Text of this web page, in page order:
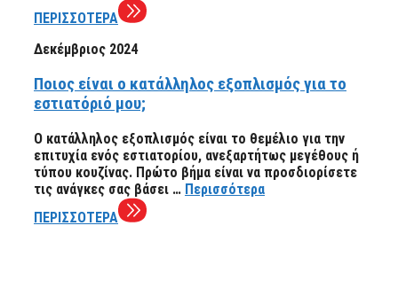
ΠΕΡΙΣΣΟΤΕΡΑ
Δεκέμβριος 2024
Ποιος είναι ο κατάλληλος εξοπλισμός για το
εστιατόριό μου;
Ο κατάλληλος εξοπλισμός είναι το θεμέλιο για την
επιτυχία ενός εστιατορίου, ανεξαρτήτως μεγέθους ή
τύπου κουζίνας. Πρώτο βήμα είναι να προσδιορίσετε
τις ανάγκες σας βάσει … Περισσότερα
ΠΕΡΙΣΣΟΤΕΡΑ